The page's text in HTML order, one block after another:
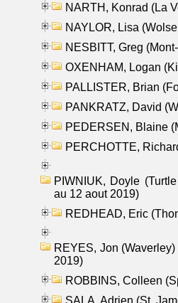
NARTH, Konrad (La
NAYLOR, Lisa
NESBITT, Greg
OXENHAM, Logan
PALLISTER, Brian
PANKRATZ, David
PEDERSEN, Blaine
PERCHOTTE,
PIWNIUK, Doyle
au 12 aout 2019)
REDHEAD, Eric
REYES, Jon
2019)
ROBBINS, Colleen
SALA, Adrien (St.